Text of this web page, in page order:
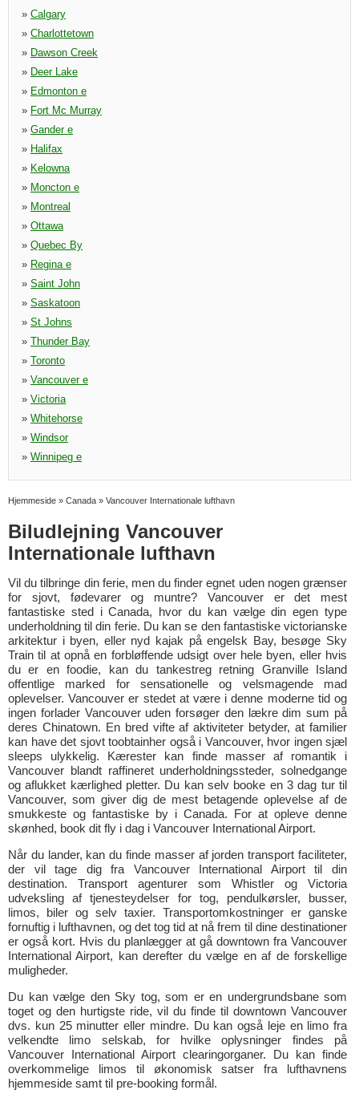
» Calgary
» Charlottetown
» Dawson Creek
» Deer Lake
» Edmonton e
» Fort Mc Murray
» Gander e
» Halifax
» Kelowna
» Moncton e
» Montreal
» Ottawa
» Quebec By
» Regina e
» Saint John
» Saskatoon
» St Johns
» Thunder Bay
» Toronto
» Vancouver e
» Victoria
» Whitehorse
» Windsor
» Winnipeg e
Hjemmeside » Canada » Vancouver Internationale lufthavn
Biludlejning Vancouver
Internationale lufthavn
Vil du tilbringe din ferie, men du finder egnet uden nogen grænser
for sjovt, fødevarer og muntre? Vancouver er det mest
fantastiske sted i Canada, hvor du kan vælge din egen type
underholdning til din ferie. Du kan se den fantastiske victorianske
arkitektur i byen, eller nyd kajak på engelsk Bay, besøge Sky
Train til at opnå en forbløffende udsigt over hele byen, eller hvis
du er en foodie, kan du tankestreg retning Granville Island
offentlige marked for sensationelle og velsmagende mad
oplevelser. Vancouver er stedet at være i denne moderne tid og
ingen forlader Vancouver uden forsøger den lækre dim sum på
deres Chinatown. En bred vifte af aktiviteter betyder, at familier
kan have det sjovt toobtainher også i Vancouver, hvor ingen sjæl
sleeps ulykkelig. Kærester kan finde masser af romantik i
Vancouver blandt raffineret underholdningssteder, solnedgange
og aflukket kærlighed pletter. Du kan selv booke en 3 dag tur til
Vancouver, som giver dig de mest betagende oplevelse af de
smukkeste og fantastiske by i Canada. For at opleve denne
skønhed, book dit fly i dag i Vancouver International Airport.
Når du lander, kan du finde masser af jorden transport faciliteter,
der vil tage dig fra Vancouver International Airport til din
destination. Transport agenturer som Whistler og Victoria
udveksling af tjenesteydelser for tog, pendulkørsler, busser,
limos, biler og selv taxier. Transportomkostninger er ganske
fornuftig i lufthavnen, og det tog tid at nå frem til dine destinationer
er også kort. Hvis du planlægger at gå downtown fra Vancouver
International Airport, kan derefter du vælge en af de forskellige
muligheder.
Du kan vælge den Sky tog, som er en undergrundsbane som
toget og den hurtigste ride, vil du finde til downtown Vancouver
dvs. kun 25 minutter eller mindre. Du kan også leje en limo fra
velkendte limo selskab, for hvilke oplysninger findes på
Vancouver International Airport clearingorganer. Du kan finde
overkommelige limos til økonomisk satser fra lufthavnens
hjemmeside samt til pre-booking formål.